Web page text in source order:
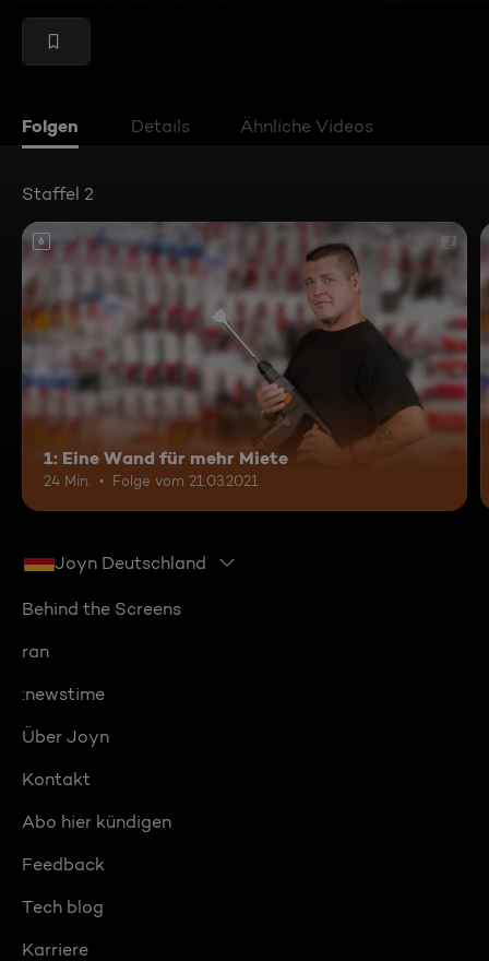
Folgen Details Ähnliche Videos
Staffel 2
6
1: Eine Wand für mehr Miete
24 Min. Folge vom 21.03.2021
Joyn Deutschland
Behind the Screens
ran
:newstime
Über Joyn
Kontakt
Abo hier kündigen
Feedback
Tech blog
Karriere